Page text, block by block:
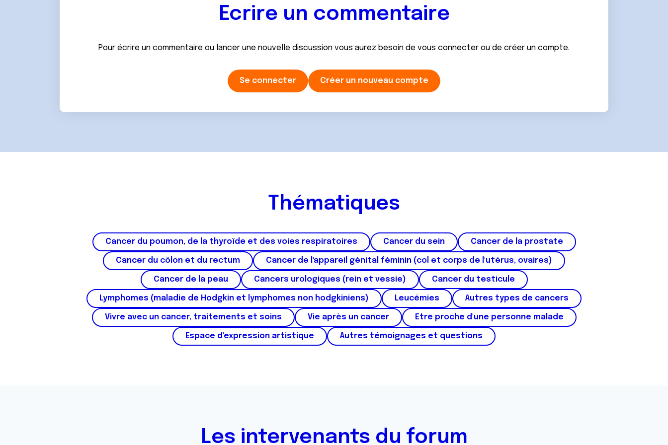
m
Ecrire un commentaire
Pour écrire un commentaire ou lancer une nouvelle discussion vous aurez besoin de vous connecter ou de créer un compte.
Se connecter Créer un nouveau compte
Thématiques
Cancer du poumon, de la thyroïde et des voies respiratoires Cancer du sein Cancer de la prostate
Cancer du côlon et du rectum Cancer de l'appareil génital féminin (col et corps de l'utérus, ovaires)
Cancer de la peau Cancers urologiques (rein et vessie) Cancer du testicule
Lymphomes (maladie de Hodgkin et lymphomes non hodgkiniens) Leucémies Autres types de cancers
Vivre avec un cancer, traitements et soins Vie après un cancer Etre proche d'une personne malade
Espace d'expression artistique Autres témoignages et questions
Les intervenants du forum